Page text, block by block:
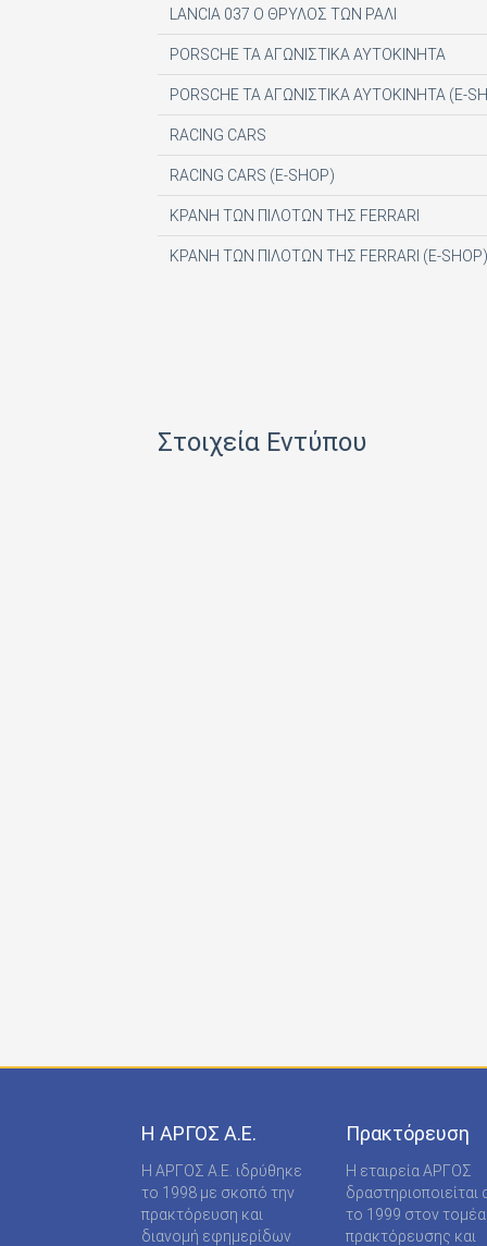
EK ARCHITECTURAL PUBLICATIONS LTD
EMSE EDAPP
ETHOS MEDIA Α.Ε
EXPANSION CONSULTING SOLUTIONS ΕΠΕ
FINANCIAL MARTKETS VOICE AEE
FORWARD MEDIA ΙΚΕ
FULL MEDIA Ε Ε
ICONS TV ΜΟΝΟΠΡΟΣΩΠΗ Ι Κ Ε
S.A.J.P. ΕΚΔΟΤΙΚΗ ΙΚΕ
SABD ΕΚΔΟΤΙΚΗ Α.Ε
SHOP SUPPLY ΠΡΟΜΗΘΕΙΕΣ
LANCIA 037 Ο ΘΡΥΛΟΣ ΤΩΝ ΡΑΛΙ
PORSCHE ΤΑ ΑΓΩΝΙΣΤΙΚΑ ΑΥΤΟΚΙΝΗΤΑ
PORSCHE ΤΑ ΑΓΩΝΙΣΤΙΚΑ ΑΥΤΟΚΙΝΗΤΑ (E-
RACING CARS
RACING CARS (E-SHOP)
ΚΡΑΝΗ ΤΩΝ ΠΙΛΟΤΩΝ ΤΗΣ FERRARI
ΚΡΑΝΗ ΤΩΝ ΠΙΛΟΤΩΝ ΤΗΣ FERRARI (E-SHOP)
Στοιχεία Εντύπου
Η ΑΡΓΟΣ A.E.
Η ΑΡΓΟΣ A.E. ιδρύθηκε
το 1998 με σκοπό την
πρακτόρευση και
διανομή εφημερίδων
Πρακτόρευση
Η εταιρεία ΑΡΓΟΣ
δραστηριοποιείται
το 1999 στον τομέα
πρακτόρευσης και